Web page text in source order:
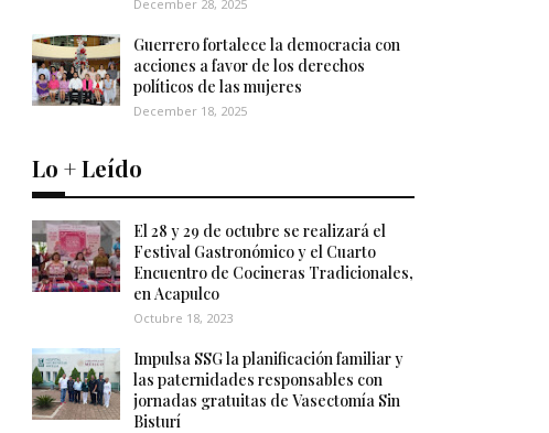
December 28, 2025
Guerrero fortalece la democracia con
acciones a favor de los derechos
políticos de las mujeres
December 18, 2025
Lo + Leído
El 28 y 29 de octubre se realizará el
Festival Gastronómico y el Cuarto
Encuentro de Cocineras Tradicionales,
en Acapulco
Octubre 18, 2023
Impulsa SSG la planificación familiar y
las paternidades responsables con
jornadas gratuitas de Vasectomía Sin
Bisturí